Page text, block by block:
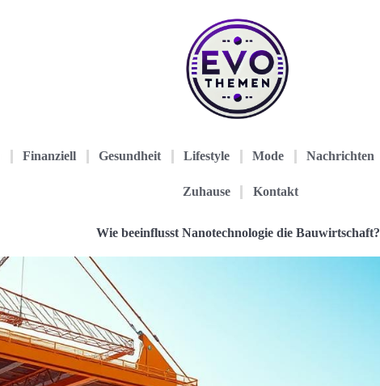
Finanziell Gesundheit Lifestyle Mode Nachrichten
Zuhause Kontakt
Wie beeinflusst Nanotechnologie die Bauwirtschaft?